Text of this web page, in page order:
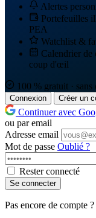
Alertes
Portefeuilles
PEA
Watchlist &
Calendrier de
coup d'œil
100 % gratuit · sans
Connexion Créer un
Continuer avec
ou par email
Adresse email
Mot de passe Oublié ?
Rester connecté
Se connecter
Pas encore de compte ?